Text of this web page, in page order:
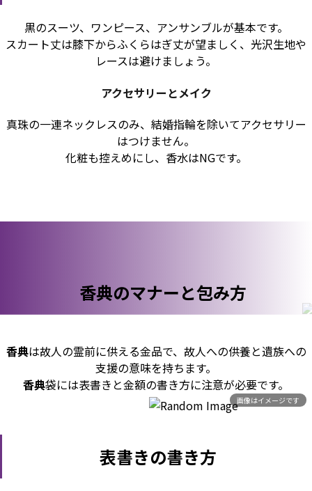
黒のスーツ、ワンピース、アンサンブルが基本です。
スカート丈は膝下からふくらはぎ丈が望ましく、光沢生地や
レースは避けましょう。
アクセサリーとメイク
真珠の一連ネックレスのみ、結婚指輪を除いてアクセサリー
はつけません。
化粧も控えめにし、香水はNGです。
香典のマナーと包み方
香典は故人の霊前に供える金品で、故人への供養と遺族への
支援の意味を持ちます。
香典袋には表書きと金額の書き方に注意が必要です。
画像はイメージです
表書きの書き方